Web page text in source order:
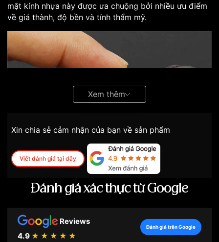
mặt kính nhựa này được ưa chuộng bởi nhiều ưu điểm
về giá thành, độ bền và tính thẩm mỹ.
Xem thêm
Xin chia sẻ cảm nhận của bạn về sản phẩm
Viết đánh giá tại đây
Đánh giá xác thực từ Google
Reviews
4.9 ★★★★★
Đánh giá trên Google